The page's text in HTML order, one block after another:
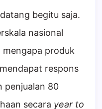
begitu saja.
nasional
mengapa produk
respons
penjualan 80
secara year to